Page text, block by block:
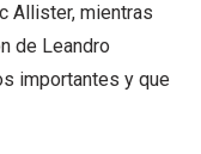
Allister, mientras
de Leandro
importantes y que